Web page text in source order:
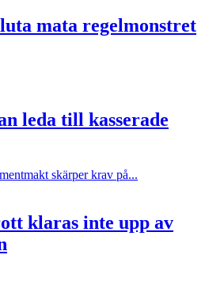
mata regelmonstret
leda till kasserade
skärper krav på...
klaras inte upp av